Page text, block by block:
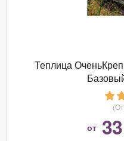
Теплица
от